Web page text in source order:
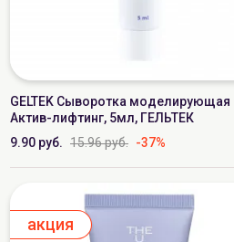
GELTEK Сыворотка моделирующая
Актив-лифтинг, 5мл, ГЕЛЬТЕК
9.90 руб. 15.96 руб. -37%
aкция